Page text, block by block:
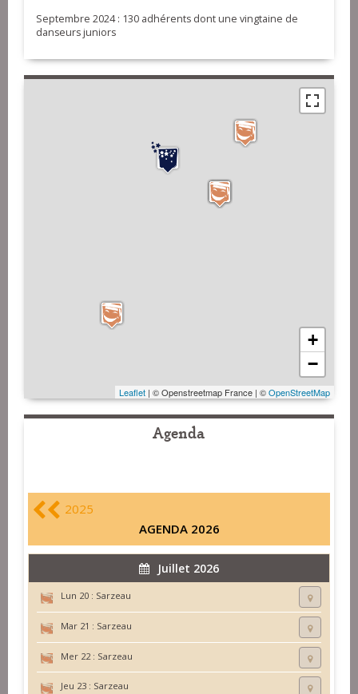
Septembre 2024 : 130 adhérents dont une vingtaine de
danseurs juniors
+
−
Leaflet | © Openstreetmap France | ©OpenStreetMap
Agenda
2025
AGENDA 2026
Juillet 2026
Lun 20 : Sarzeau
Mar 21 : Sarzeau
Mer 22 : Sarzeau
Jeu 23 : Sarzeau